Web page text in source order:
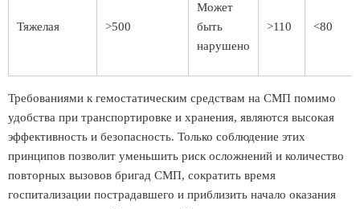
Тяжелая >500
Может
быть
нарушено
>110 <80
Требованиями к гемостатическим средствам на СМП помимо
удобства при транспортировке и хранения, являются высокая
эффективность и безопасность. Только соблюдение этих
принципов позволит уменьшить риск осложнений и количество
повторных вызовов бригад СМП, сократить время
госпитализации пострадавшего и приблизить начало оказания